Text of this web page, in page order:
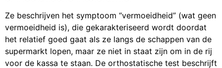
Ze beschrijven het symptoom “vermoeidheid” (wat geen
vermoeidheid is), die gekarakteriseerd wordt doordat
het relatief goed gaat als ze langs de schappen van de
supermarkt lopen, maar ze niet in staat zijn om in de rij
voor de kassa te staan. De orthostatische test beschrijft